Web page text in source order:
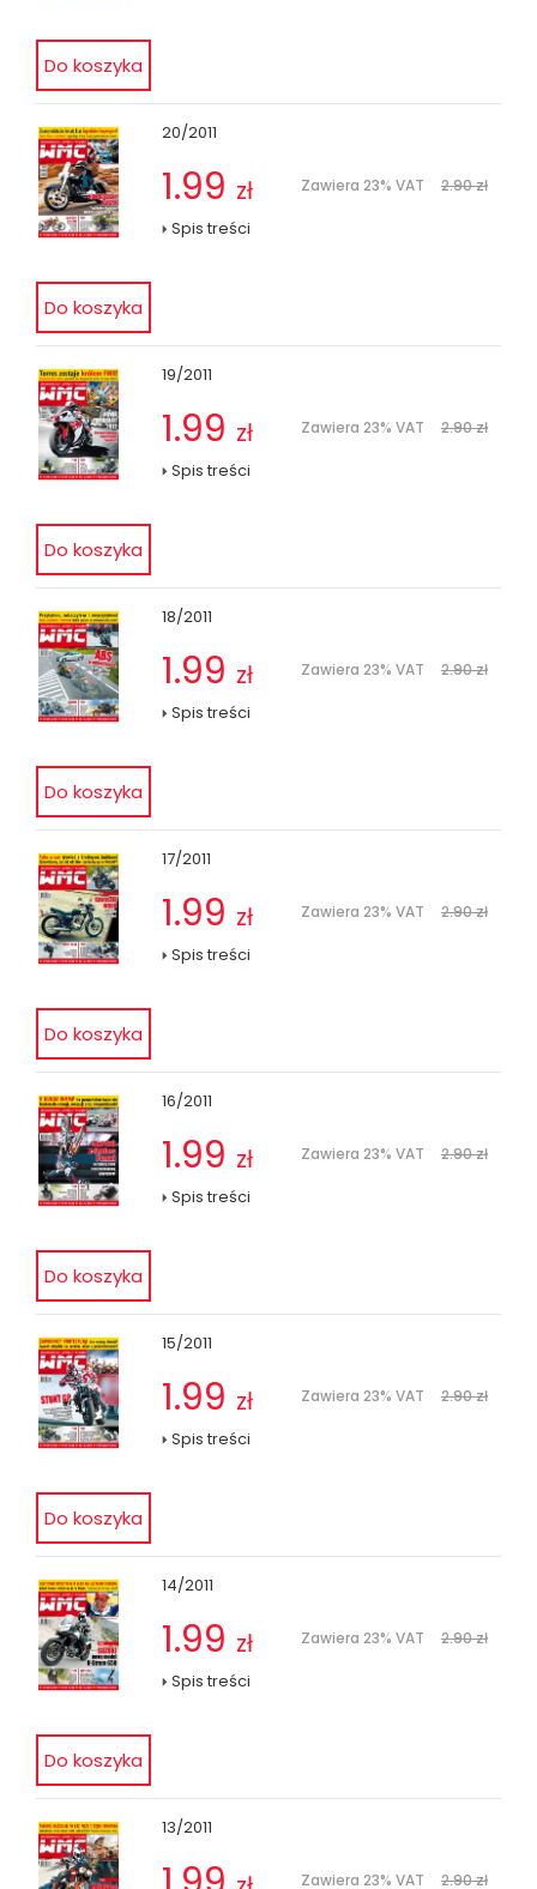
20/2011
1.99 zł 2.90 zł
Zawiera 23% VAT
Spis treści
19/2011
1.99 zł 2.90 zł
Zawiera 23% VAT
Spis treści
18/2011
1.99 zł 2.90 zł
Zawiera 23% VAT
Spis treści
17/2011
1.99 zł 2.90 zł
Zawiera 23% VAT
Spis treści
16/2011
1.99 zł 2.90 zł
Zawiera 23% VAT
Spis treści
15/2011
1.99 zł 2.90 zł
Zawiera 23% VAT
Spis treści
14/2011
1.99 zł 2.90 zł
Zawiera 23% VAT
Spis treści
13/2011
2.90 zł
Zawiera 23% VAT